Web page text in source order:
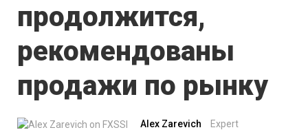
продолжится,
рекомендованы
продажи по рынку
Alex Zarevich Expert